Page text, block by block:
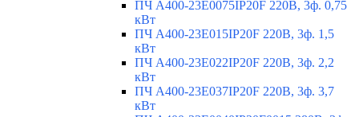
ПЧ A400-23E0075IP20F 220В, 3ф. 0,75
кВт
ПЧ A400-23E015IP20F 220В, 3ф. 1,5
кВт
ПЧ A400-23E022IP20F 220В, 3ф. 2,2
кВт
ПЧ A400-23E037IP20F 220В, 3ф. 3,7
кВт